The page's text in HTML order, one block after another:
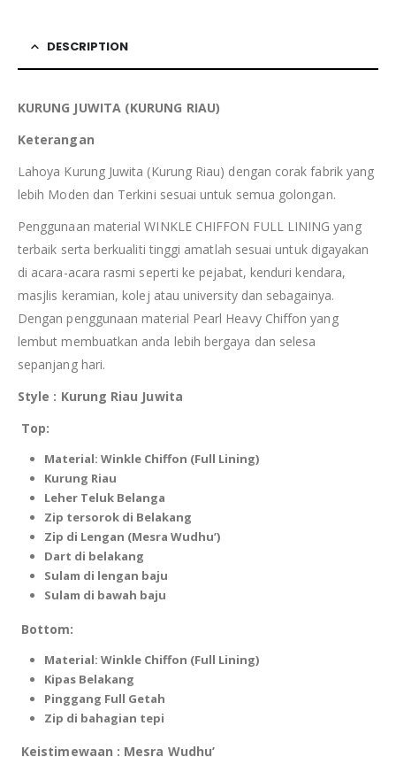
DESCRIPTION
KURUNG JUWITA (KURUNG RIAU)
Keterangan
Lahoya Kurung Juwita (Kurung Riau) dengan corak fabrik yang
lebih Moden dan Terkini sesuai untuk semua golongan.
Penggunaan material WINKLE CHIFFON FULL LINING yang
terbaik serta berkualiti tinggi amatlah sesuai untuk digayakan
di acara-acara rasmi seperti ke pejabat, kenduri kendara,
masjlis keramian, kolej atau university dan sebagainya.
Dengan penggunaan material Pearl Heavy Chiffon yang
lembut membuatkan anda lebih bergaya dan selesa
sepanjang hari.
Style : Kurung Riau Juwita
Top:
Material: Winkle Chiffon (Full Lining)
Kurung Riau
Leher Teluk Belanga
Zip tersorok di Belakang
Zip di Lengan (Mesra Wudhu’)
Dart di belakang
Sulam di lengan baju
Sulam di bawah baju
Bottom:
Material: Winkle Chiffon (Full Lining)
Kipas Belakang
Pinggang Full Getah
Zip di bahagian tepi
Keistimewaan : Mesra Wudhu’